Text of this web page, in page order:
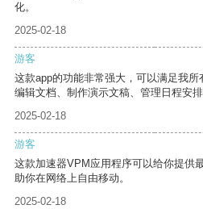
化。
2025-02-18
游客
这款app的功能非常强大，可以满足我
编辑文档、制作演示文稿、管理日程安排
2025-02-18
游客
这款加速器VPM应用程序可以给你提供
助你在网络上自由移动。
2025-02-18